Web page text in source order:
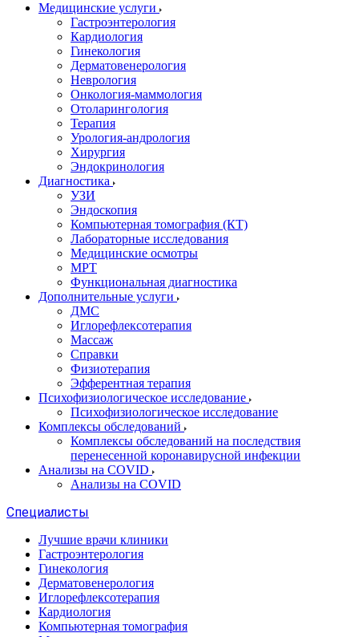
Медицинские услуги
Гастроэнтерология
Кардиология
Гинекология
Дерматовенерология
Неврология
Онкология-маммология
Отоларингология
Терапия
Урология-андрология
Хирургия
Эндокринология
Диагностика
УЗИ
Эндоскопия
Компьютерная томография (КТ)
Лабораторные исследования
Медицинские осмотры
МРТ
Функциональная диагностика
Дополнительные услуги
ДМС
Иглорефлексотерапия
Массаж
Справки
Физиотерапия
Эфферентная терапия
Психофизиологическое исследование
Психофизиологическое исследование
Комплексы обследований
Комплексы обследований на последствия
перенесенной коронавирусной инфекции
Анализы на COVID
Анализы на COVID
Специалисты
Лучшие врачи клиники
Гастроэнтерология
Гинекология
Дерматовенерология
Иглорефлексотерапия
Кардиология
Компьютерная томография